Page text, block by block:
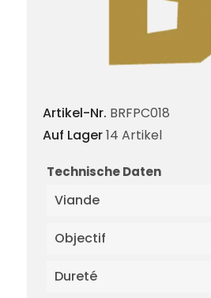
Artikel-Nr. BRFPC018
Auf Lager14 Artikel
Technische Daten
Viande
Objectif
Dureté